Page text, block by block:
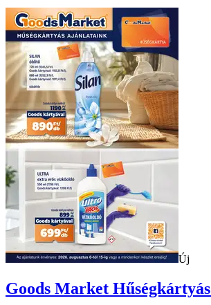
Új
Goods Market